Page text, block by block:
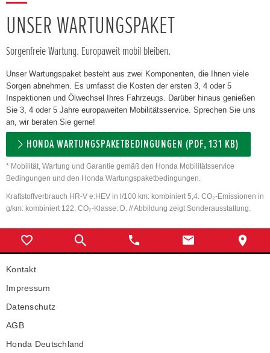
UNSER WARTUNGSPAKET
Sorgenfreie Wartung. Europaweit mobil bleiben.
Unser Wartungspaket besteht aus zwei Komponenten, die Ihnen viele
Sorgen abnehmen. Es umfasst die Kosten der ersten 3, 4 oder 5
Inspektionen und Ölwechsel Ihres Fahrzeugs. Darüber hinaus genießen
Sie 3, 4 oder 5 Jahre europaweiten Mobilitätsservice. Sprechen Sie uns
an, wir beraten Sie gerne!
HONDA WARTUNGSPAKETBEDINGUNGEN (PDF, 131 KB)
* Mobilität, Wartung und Garantie gemäß den Honda Mobilitätsservice
Bedingungen und den Honda Wartungspaketbedingungen.
Kraftstoffverbrauch HR-V e:HEV in l/100 km: kombiniert 5,4. CO₂-Emissionen in
g/km: kombiniert 122. CO₂-Klasse: D. // Abbildung zeigt Sonderausstattung.
Kontakt
Impressum
Datenschutz
AGB
Honda Deutschland